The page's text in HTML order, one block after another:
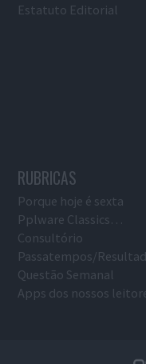
Estatuto Editorial
RUBRICAS
Porque hoje é sexta
Pplware Classics…
Consultório
Passatempos/
Questão Semanal
Apps dos nossos